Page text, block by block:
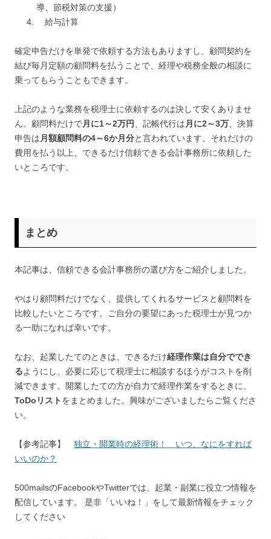
導、節税対策の支援）
給与計算
確定申告だけを単発で依頼する方法もありますし、顧問契約を
結び毎月定額の顧問料を払うことで、経理や税務全般の相談に
乗ってもらうこともできます。
上記のような業務を税理士に依頼するのは決して安くありませ
ん。顧問料だけで月に1～2万円 、記帳代行は 月に2～3万 、決算
申告は 月額顧問料の4～6か月分と言われています。それだけの
費用を払う以上、できるだけ信頼できる会計事務所に依頼した
いところです。
まとめ
本記事は、信頼できる会計事務所の選び方をご紹介しました。
やはり顧問料だけでなく、提供してくれるサービスと顧問料を
比較したいところです。ご自分の要望にあった税理士が見つか
る一助になれば幸いです。
なお、起業したてのときは、できるだけ経理作業は自分ででき
るようにし、必要に応じて税理士に相談するほうがコストを削
減できます。開業したての方が自力で経理作業をするときに、
ToDoリスト をまとめました。興味がございましたらご覧くださ
い。
【参考記事】 独立・開業時の経理術！ いつ、なにをすれば
いいのか？
500mailsのFacebookやTwitterでは、起業・副業に役立つ情報を
配信しています。 是非「いいね！」をして最新情報をチェック
してください